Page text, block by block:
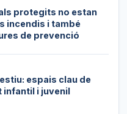
protegits no estan
incendis i també
de prevenció
espais clau de
i juvenil